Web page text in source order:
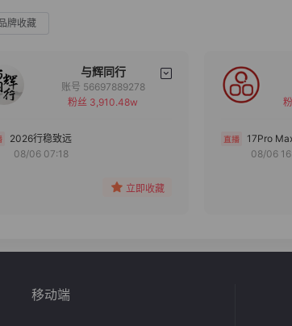
牌收藏
与辉同行
备注
账号 56697889278
粉丝 3,910.48w
2026行稳致远
08/06 07:18
立即收藏
17Pro
08/06
移动端